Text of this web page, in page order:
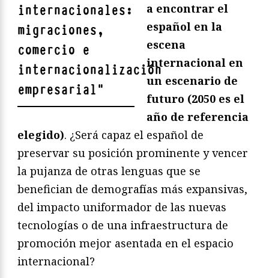
internacionales:
migraciones,
comercio e
internacionalización
empresarial"
a encontrar el
español en la
escena
internacional en
un escenario de
futuro (2050 es el
año de referencia
elegido). ¿Será capaz el español de
preservar su posición prominente y vencer
la pujanza de otras lenguas que se
benefician de demografías más expansivas,
del impacto uniformador de las nuevas
tecnologías o de una infraestructura de
promoción mejor asentada en el espacio
internacional?